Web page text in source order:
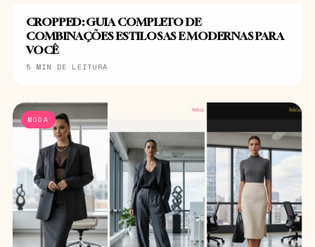
CROPPED: GUIA COMPLETO DE
COMBINAÇÕES ESTILOSAS E MODERNAS PARA
VOCÊ
5 MIN DE LEITURA
MODA